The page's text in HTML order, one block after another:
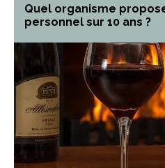
Quel organisme
personnel sur 10 ans ?